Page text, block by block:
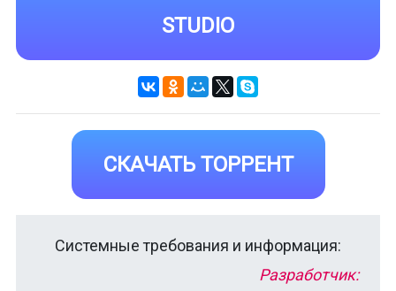
STUDIO
СКАЧАТЬ ТОРРЕНТ
Системные требования и информация:
Разработчик: